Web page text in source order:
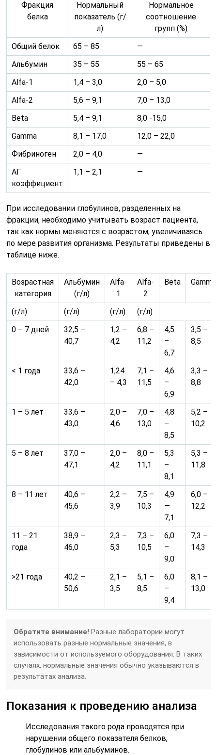
Фракция
белка
Нормальный
показатель (г/
л)
Нормальное
соотношение
групп (%)
Общий белок
65 – 85
—
Альбумин
35 – 55
55 – 65
Alfa-1
1,4 – 3,0
2,0 – 5,0
Alfa-2
5,6 – 9,1
7,0 – 13,0
Beta
5,4 – 9,1
8,0 -15,0
Gamma
8,1 – 17,0
12,0 – 22,0
Фибриноген
2,0 – 4,0
—
АГ
коэффициент
1,1 – 2,1 —
При исследовании глобулинов, разделенных на
фракции, необходимо учитывать возраст пациента,
так как нормы меняются с возрастом, увеличиваясь
по мере развития организма. Результаты приведены в
таблице ниже.
Возрастная
категория
Альбумин
(г/л)
Аlfa-
1
Аlfa-
2
Beta Gamma
(г/л) (г/л) (г/л)
(г/л)
0 – 7 дней
32,5 –
40,7
1,2 –
4,2
6,8 –
11,2
4,5
–
6,7
3,5 –
8,5
< 1 года
33,6 –
42,0
1,24
– 4,3
7,1 –
11,5
4,6
–
6,9
3,3 –
8,8
1 – 5 лет
33,6 –
43,0
2,0 –
4,6
7,0 –
13,0
4,8
–
8,5
5,2 –
10,2
5 – 8 лет
37,0 –
47,1
2,0 –
4,2
8,0 –
11,1
5,3
–
8,1
5,3 –
11,8
8 – 11 лет
40,6 –
45,6
2,2 –
3,9
7,5 –
10,3
4,9
—
7,1
6,0 –
12,2
11 – 21
года
38,9 –
46,0
2,3 –
5,3
7,3 –
10,5
6,0
–
9,0
7,3 –
14,3
>21 года
40,2 –
50,6
2,1 –
3,5
5,1 –
8,5
6,0
–
9,4
8,1 –
13,0
Обратите внимание! Разные лаборатории могут
использовать разные нормальные значения, в
зависимости от используемого оборудования. В таких
случаях, нормальные значения обычно указываются в
результатах анализа.
Показания к проведению анализа
Исследования такого рода проводятся при
нарушении общего показателя белков,
глобулинов или альбуминов.